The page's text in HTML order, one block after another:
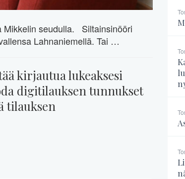
Mikkelin seudulla. Siltainsinööri
Lahnaniemellä. Tai …
kirjautua lukeaksesi
digitilauksen tunnukset
tilauksen